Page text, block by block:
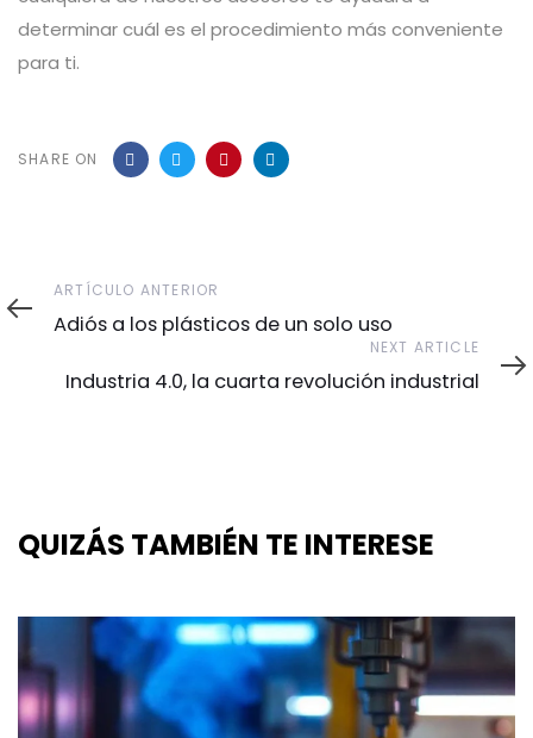
determinar cuál es el procedimiento más conveniente
para ti.
SHARE ON
ARTÍCULO ANTERIOR
Adiós a los plásticos de un solo uso
NEXT ARTICLE
Industria 4.0, la cuarta revolución industrial
QUIZÁS TAMBIÉN TE INTERESE